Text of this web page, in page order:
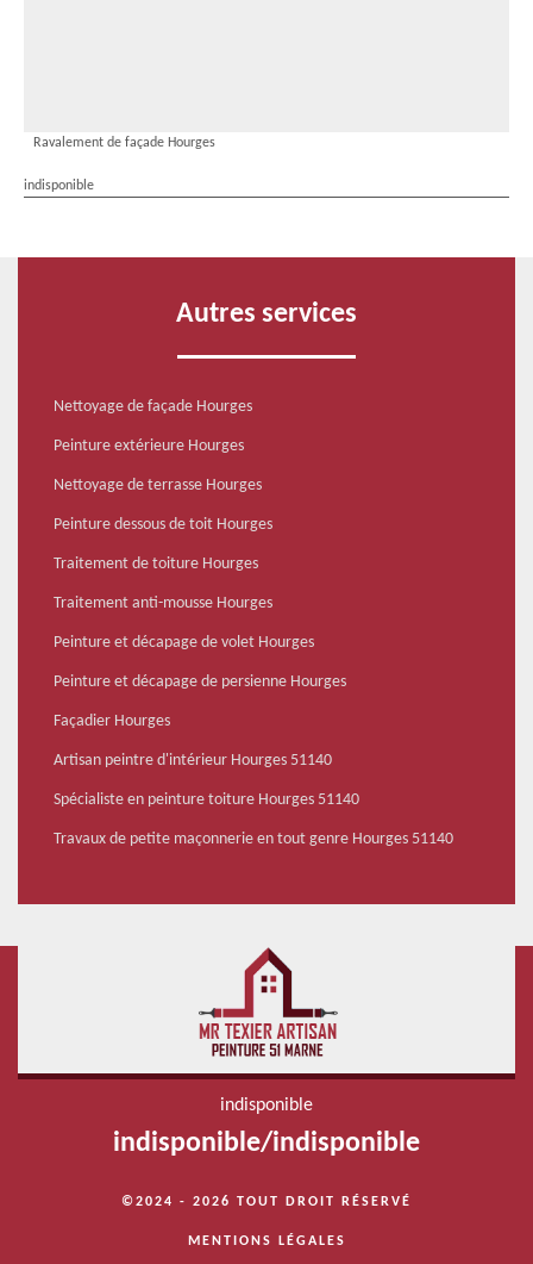
Ravalement de façade Hourges
indisponible
Autres services
Nettoyage de façade Hourges
Peinture extérieure Hourges
Nettoyage de terrasse Hourges
Peinture dessous de toit Hourges
Traitement de toiture Hourges
Traitement anti-mousse Hourges
Peinture et décapage de volet Hourges
Peinture et décapage de persienne Hourges
Façadier Hourges
Artisan peintre d'intérieur Hourges 51140
Spécialiste en peinture toiture Hourges 51140
Travaux de petite maçonnerie en tout genre Hourges 51140
indisponible
indisponible/indisponible
©2024 - 2026 TOUT DROIT RÉSERVÉ
MENTIONS LÉGALES